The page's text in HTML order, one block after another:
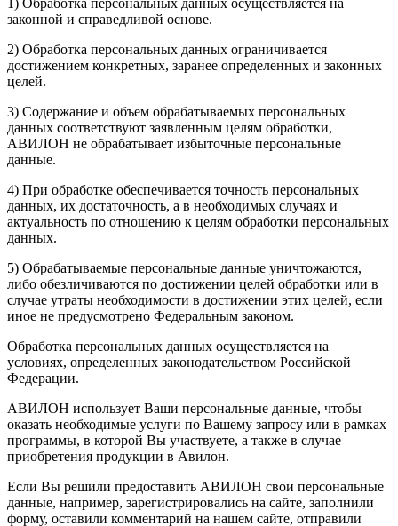
1) Обработка персональных данных осуществляется на
законной и справедливой основе.
2) Обработка персональных данных ограничивается
достижением конкретных, заранее определенных и законных
целей.
3) Содержание и объем обрабатываемых персональных
данных соответствуют заявленным целям обработки,
АВИЛОН не обрабатывает избыточные персональные
данные.
4) При обработке обеспечивается точность персональных
данных, их достаточность, а в необходимых случаях и
актуальность по отношению к целям обработки персональных
данных.
5) Обрабатываемые персональные данные уничтожаются,
либо обезличиваются по достижении целей обработки или в
случае утраты необходимости в достижении этих целей, если
иное не предусмотрено Федеральным законом.
Обработка персональных данных осуществляется на
условиях, определенных законодательством Российской
Федерации.
АВИЛОН использует Ваши персональные данные, чтобы
оказать необходимые услуги по Вашему запросу или в рамках
программы, в которой Вы участвуете, а также в случае
приобретения продукции в Авилон.
Если Вы решили предоставить АВИЛОН свои персональные
данные, например, зарегистрировались на сайте, заполнили
форму, оставили комментарий на нашем сайте, отправили